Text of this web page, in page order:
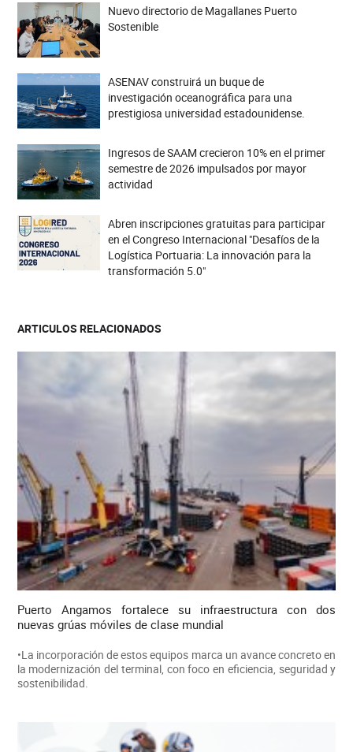
Nuevo directorio de Magallanes Puerto
Sostenible
ASENAV construirá un buque de
investigación oceanográfica para una
prestigiosa universidad estadounidense.
Ingresos de SAAM crecieron 10% en el primer
semestre de 2026 impulsados por mayor
actividad
Abren inscripciones gratuitas para participar
en el Congreso Internacional "Desafíos de la
Logística Portuaria: La innovación para la
transformación 5.0"
ARTICULOS RELACIONADOS
Puerto Angamos fortalece su infraestructura con dos
nuevas grúas móviles de clase mundial
•La incorporación de estos equipos marca un avance concreto en
la modernización del terminal, con foco en eficiencia, seguridad y
sostenibilidad.